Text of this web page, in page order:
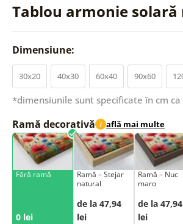
Tablou armonie solară
Dimensiune:
30x20 40x30 60x40 90x60
*dimensiunile sunt specificate în cm
Ramă decorativă i află mai multe
Fără ramă
0 lei
Ramă – Stejar
natural
de la 47,94
lei
Ramă – Nuc
maro
de la 47,94
lei